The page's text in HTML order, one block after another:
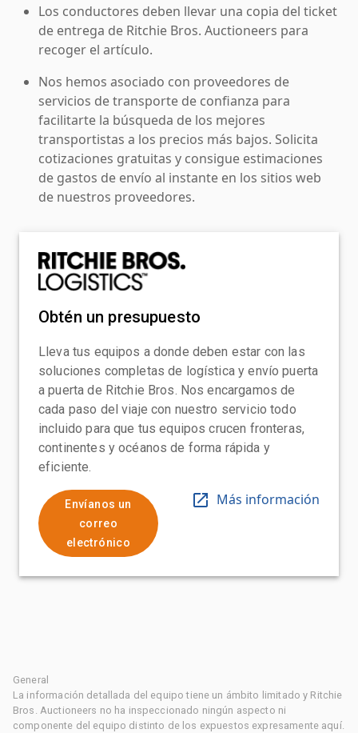
Los conductores deben llevar una copia del ticket
de entrega de Ritchie Bros. Auctioneers para
recoger el artículo.
Nos hemos asociado con proveedores de
servicios de transporte de confianza para
facilitarte la búsqueda de los mejores
transportistas a los precios más bajos. Solicita
cotizaciones gratuitas y consigue estimaciones
de gastos de envío al instante en los sitios web
de nuestros proveedores.
Obtén un presupuesto
Lleva tus equipos a donde deben estar con las
soluciones completas de logística y envío puerta
a puerta de Ritchie Bros. Nos encargamos de
cada paso del viaje con nuestro servicio todo
incluido para que tus equipos crucen fronteras,
continentes y océanos de forma rápida y
eficiente.
Envíanos un
correo
electrónico
Más información
General
La información detallada del equipo tiene un ámbito limitado y Ritchie
Bros. Auctioneers no ha inspeccionado ningún aspecto ni
componente del equipo distinto de los expuestos expresamente aquí.